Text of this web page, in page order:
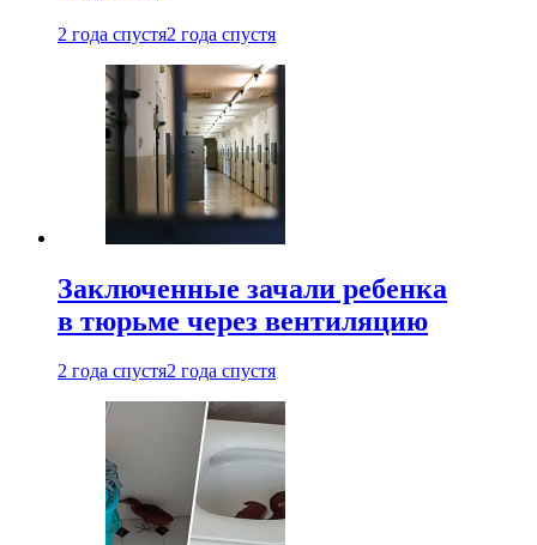
2 года спустя2 года спустя
Заключенные зачали ребенка
в тюрьме через вентиляцию
2 года спустя2 года спустя